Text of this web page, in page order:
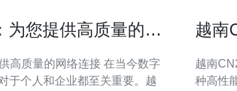
为您提供高质量的网
的网络连接 在当今数字
于个人和企业都至关重要。越
越南
越南CN2
种高性